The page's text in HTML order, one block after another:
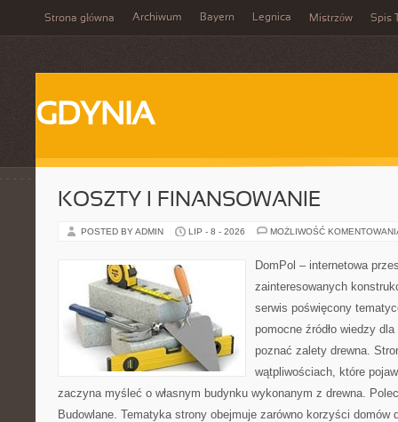
Strona główna Archiwum Bayern Legnica Mistrzów Spis
GDYNIA
KOSZTY I FINANSOWANIE
POSTED BY ADMIN LIP - 8 - 2026 MOŻLIWOŚĆ
DomPol – internetowa
zainteresowanych
serwis poświęcony
pomocne źródło wiedzy
poznać zalety drewna.
wątpliwościach, które
zaczyna myśleć o własnym budynku wykonanym z drewna.
Budowlane. Tematyka strony obejmuje zarówno korzyści domów